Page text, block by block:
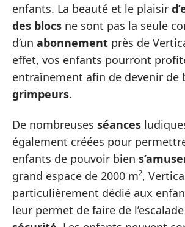
enfants. La beauté et le plaisir
des blocs ne sont pas la seule
d’un abonnement près de
effet, vos enfants pourront
entraînement afin de devenir de
grimpeurs.
De nombreuses séances
également créées pour
enfants de pouvoir bien
grand espace de 2000 m²,
particulièrement dédié aux
leur permet de faire de